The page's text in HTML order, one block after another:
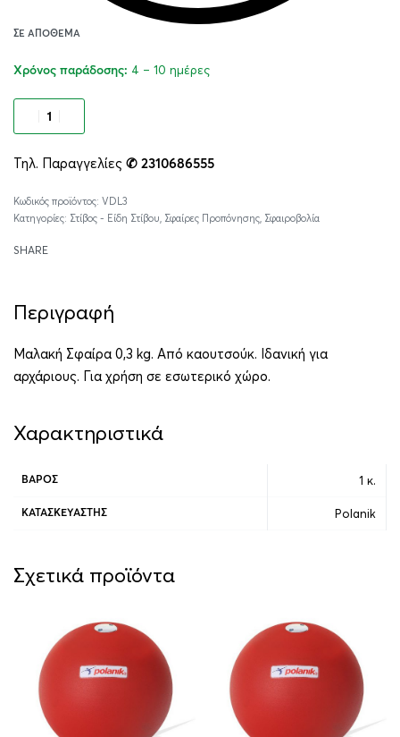
ΣΕ ΑΠΌΘΕΜΑ
Χρόνος παράδοσης: 4 – 10 ημέρες
Τηλ. Παραγγελίες ✆ 2310686555
VDL3
Κατηγορίες: Στίβος - Είδη Στίβου Σφαίρες Προπόνησης Σφαιροβολία
SHARE
Περιγραφή
Μαλακή Σφαίρα 0,3 kg. Από καουτσούκ. Ιδανική για
αρχάριους. Για χρήση σε εσωτερικό χώρο.
Χαρακτηριστικά
ΒΆΡΟΣ 1 κ.
ΚΑΤΑΣΚΕΥΑΣΤΉΣ Polanik
Σχετικά προϊόντα